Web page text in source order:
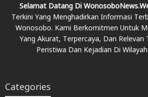
Selamat Datang Di
Terkini Yang Menghadirkan Informasi
Wonosobo. Kami Berkomitmen Untuk
Yang Akurat, Terpercaya, Dan Relevan
Peristiwa Dan Kejadian Di
Categories